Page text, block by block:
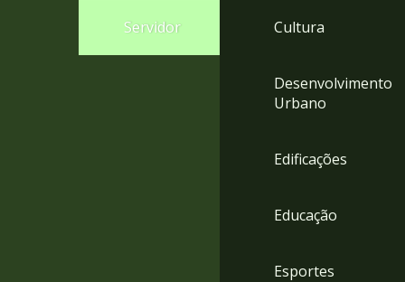
Servidor Cultura
Desenvolvimento
Urbano
Edificações
Educação
Esportes